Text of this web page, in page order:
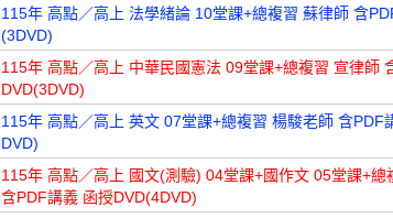
115年 高點／高上 法學緒論 10堂課+總複習 蘇律師 含
(3DVD)
115年 高點／高上 中華民國憲法 09堂課+總複習 宣律師
DVD(3DVD)
115年 高點／高上 英文 07堂課+總複習 楊駿老師 含PDF
DVD)
115年 高點／高上 國文(測驗) 04堂課+國作文 05堂課+總
含PDF講義 函授DVD(4DVD)